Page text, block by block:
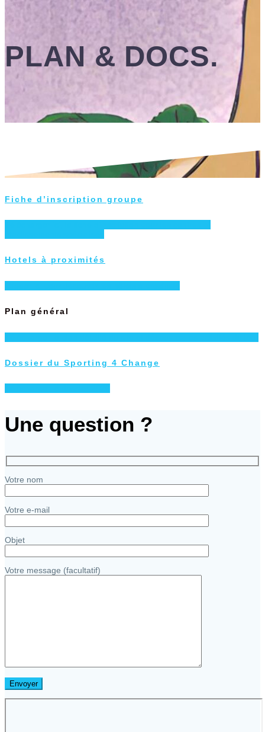
PLAN & DOCS.
Fiche d’inscription groupe
Hotels à proximités
Plan général
Dossier du Sporting 4 Change
Une question ?
Votre nom
Votre e-mail
Objet
Votre message (facultatif)